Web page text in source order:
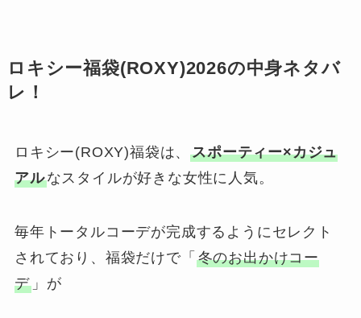
ロキシー福袋(ROXY)2026の中身ネタバ
レ！
ロキシー(ROXY)福袋は、スポーティー×カジュ
アルなスタイルが好きな女性に人気。
毎年トータルコーデが完成するようにセレクト
されており、福袋だけで「 冬のお出かけコー
デ」が